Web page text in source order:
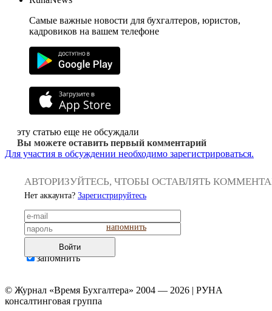
Самые важные новости для бухгалтеров, юристов,
кадровиков на вашем телефоне
эту статью еще не обсуждали
Вы можете оставить первый комментарий
Для участия в обсуждении необходимо зарегистрироваться.
АВТОРИЗУЙТЕСЬ, ЧТОБЫ ОСТАВЛЯТЬ
Нет аккаунта? Зарегистрируйтесь
напомнить
Войти
запомнить
© Журнал «Время Бухгалтера» 2004 — 2026 | РУНА
консалтинговая группа